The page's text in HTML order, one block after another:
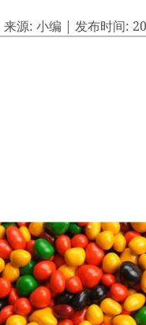
来源: 小编 | 发布时间: